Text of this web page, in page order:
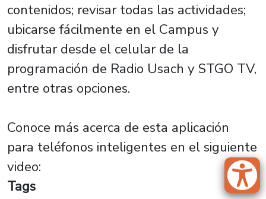
contenidos; revisar todas las actividades;
ubicarse fácilmente en el Campus y
disfrutar desde el celular de la
programación de Radio Usach y STGO TV,
entre otras opciones.
Conoce más acerca de esta aplicación
para teléfonos inteligentes en el siguiente
video:
Tags